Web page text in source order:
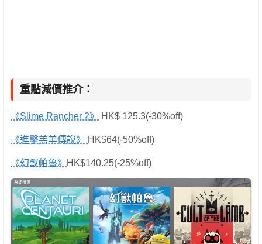
重點減價推介：
《Slime Rancher 2》 HK$ 125.3(-30%off)
《進擊羔羊傳說》 HK$64(-50%off)
《幻獸帕魯》 HK$140.25(-25%off)